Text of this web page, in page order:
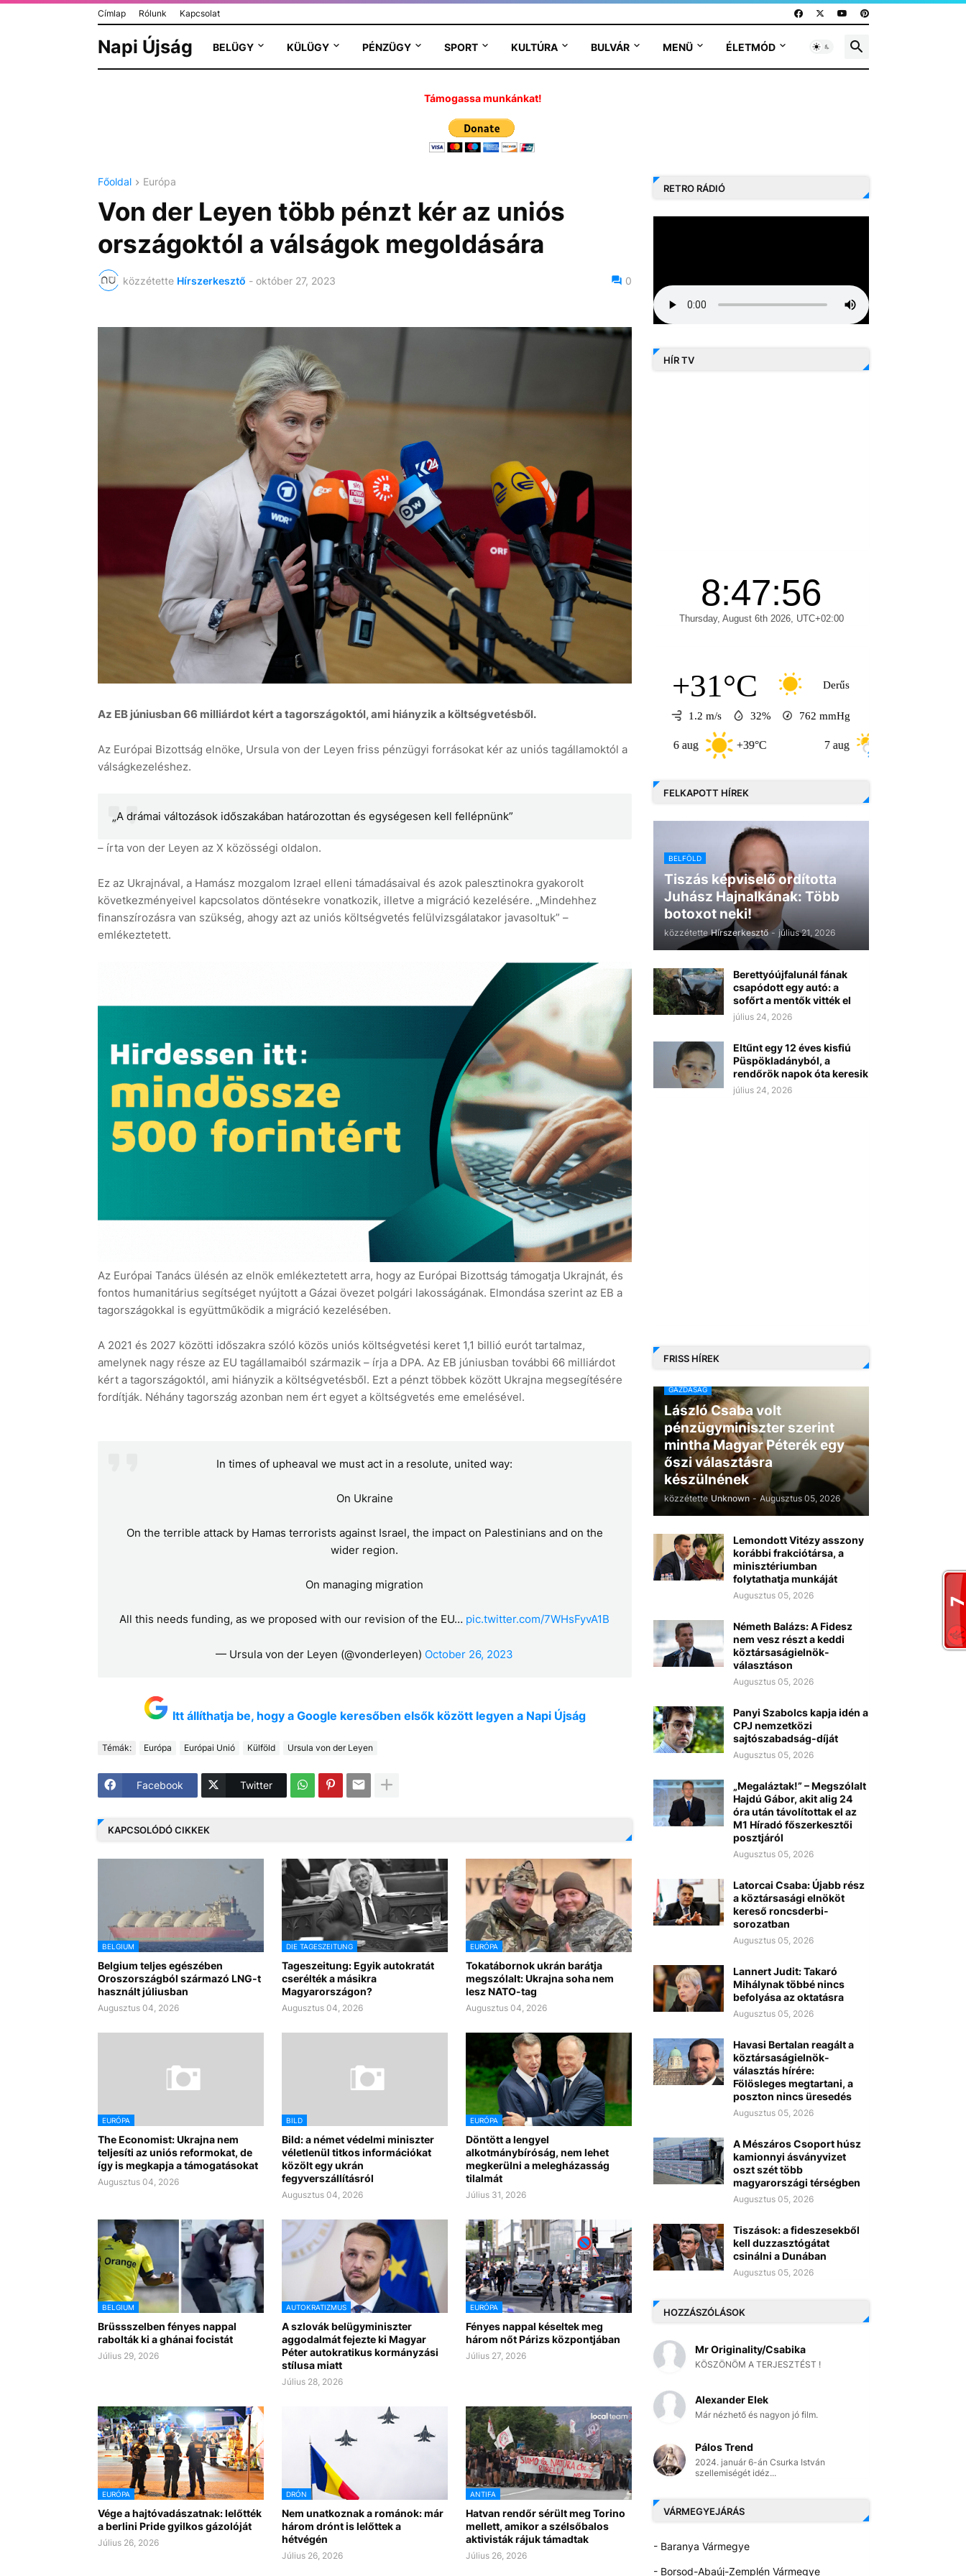
Címlap Rólunk Kapcsolat
Napi Újság BELÜGY KÜLÜGY PÉNZÜGY SPORT KULTÚRA BULVÁR MENÜ ÉLETMÓD
Támogassa munkánkat!
Főoldal Európa
Von der Leyen több pénzt kér az uniós
országoktól a válságok megoldására
közzétette Hírszerkesztő - október 27, 2023 0
Az EB júniusban 66 milliárdot kért a tagországoktól, ami hiányzik a költségvetésből.
Az Európai Bizottság elnöke, Ursula von der Leyen friss pénzügyi forrásokat kér az uniós tagállamoktól a
válságkezeléshez.
„A drámai változások időszakában határozottan és egységesen kell fellépnünk”
– írta von der Leyen az X közösségi oldalon.
Ez az Ukrajnával, a Hamász mozgalom Izrael elleni támadásaival és azok palesztinokra gyakorolt ​​
következményeivel kapcsolatos döntésekre vonatkozik, illetve a migráció kezelésére. „Mindehhez
finanszírozásra van szükség, ahogy azt az uniós költségvetés felülvizsgálatakor javasoltuk” –
emlékeztetett.
Az Európai Tanács ülésén az elnök emlékeztetett arra, hogy az Európai Bizottság támogatja Ukrajnát, és
fontos humanitárius segítséget nyújtott a Gázai övezet polgári lakosságának. Elmondása szerint az EB a
tagországokkal is együttműködik a migráció kezelésében.
A 2021 és 2027 közötti időszakra szóló közös uniós költségvetési keret 1,1 billió eurót tartalmaz,
amelynek nagy része az EU tagállamaiból származik – írja a DPA. Az EB júniusban további 66 milliárdot
kért a tagországoktól, ami hiányzik a költségvetésből. Ezt a pénzt többek között Ukrajna megsegítésére
fordítják. Néhány tagország azonban nem ért egyet a költségvetés eme emelésével.
In times of upheaval we must act in a resolute, united way:
On Ukraine
On the terrible attack by Hamas terrorists against Israel, the impact on Palestinians and on the
wider region.
On managing migration
All this needs funding, as we proposed with our revision of the EU… pic.twitter.com/7WHsFyvA1B
— Ursula von der Leyen (@vonderleyen) October 26, 2023
Itt állíthatja be, hogy a Google keresőben elsők között legyen a Napi Újság
Témák: Európa Európai Unió Külföld Ursula von der Leyen
Facebook Twitter
KAPCSOLÓDÓ CIKKEK
BELGIUM
Belgium teljes egészében
Oroszországból származó LNG-t
használt júliusban
Augusztus 04, 2026
DIE TAGESZEITUNG
Tageszeitung: Egyik autokratát
cserélték a másikra
Magyarországon?
Augusztus 04, 2026
EURÓPA
Tokatábornok ukrán barátja
megszólalt: Ukrajna soha nem
lesz NATO-tag
Augusztus 04, 2026
EURÓPA
The Economist: Ukrajna nem
teljesíti az uniós reformokat, de
így is megkapja a támogatásokat
Augusztus 04, 2026
BILD
Bild: a német védelmi miniszter
véletlenül titkos információkat
közölt egy ukrán
fegyverszállításról
Augusztus 04, 2026
EURÓPA
Döntött a lengyel
alkotmánybíróság, nem lehet
megkerülni a melegházasság
tilalmát
Július 31, 2026
BELGIUM
Brüssszelben fényes nappal
rabolták ki a ghánai focistát
Július 29, 2026
AUTOKRATIZMUS
A szlovák belügyminiszter
aggodalmát fejezte ki Magyar
Péter autokratikus kormányzási
stílusa miatt
Július 28, 2026
EURÓPA
Fényes nappal késeltek meg
három nőt Párizs központjában
Július 27, 2026
EURÓPA
Vége a hajtóvadászatnak: lelőtték
a berlini Pride gyilkos gázolóját
Július 26, 2026
DRÓN
Nem unatkoznak a románok: már
három drónt is lelőttek a
hétvégén
Július 26, 2026
ANTIFA
Hatvan rendőr sérült meg Torino
mellett, amikor a szélsőbalos
aktivisták rájuk támadtak
Július 26, 2026
RETRO RÁDIÓ
HÍR TV
+31°C Derűs
1.2 m/s 32% 762 mmHg
6 aug +39°C 7 aug +32°C
FELKAPOTT HÍREK
BELFÖLD
Tiszás képviselő ordította
Juhász Hajnalkának: Több
botoxot neki!
közzétette Hírszerkesztő - július 21, 2026
Berettyóújfalunál fának
csapódott egy autó: a
sofőrt a mentők vitték el
július 24, 2026
Eltűnt egy 12 éves kisfiú
Püspökladányból, a
rendőrök napok óta keresik
július 24, 2026
FRISS HÍREK
GAZDASÁG
László Csaba volt
pénzügyminiszter szerint
mintha Magyar Péterék egy
őszi választásra
készülnének
közzétette Unknown - Augusztus 05, 2026
Lemondott Vitézy asszony
korábbi frakciótársa, a
minisztériumban
folytathatja munkáját
Augusztus 05, 2026
Németh Balázs: A Fidesz
nem vesz részt a keddi
köztársaságielnök-
választáson
Augusztus 05, 2026
Panyi Szabolcs kapja idén a
CPJ nemzetközi
sajtószabadság-díját
Augusztus 05, 2026
„Megaláztak!” – Megszólalt
Hajdú Gábor, akit alig 24
óra után távolítottak el az
M1 Híradó főszerkesztői
posztjáról
Augusztus 05, 2026
Latorcai Csaba: Újabb rész
a köztársasági elnököt
kereső roncsderbi-
sorozatban
Augusztus 05, 2026
Lannert Judit: Takaró
Mihálynak többé nincs
befolyása az oktatásra
Augusztus 05, 2026
Havasi Bertalan reagált a
köztársaságielnök-
választás hírére:
Fölösleges megtartani, a
poszton nincs üresedés
Augusztus 05, 2026
A Mészáros Csoport húsz
kamionnyi ásványvizet
oszt szét több
magyarországi térségben
Augusztus 05, 2026
Tiszások: a fideszesekből
kell duzzasztógátat
csinálni a Dunában
Augusztus 05, 2026
HOZZÁSZÓLÁSOK
Mr Originality/Csabika
KÖSZÖNÖM A TERJESZTÉST !
Alexander Elek
Már nézhető és nagyon jó film.
Pálos Trend
2024. január 6-án Csurka István
szellemiségét idéz...
VÁRMEGYEJÁRÁS
- Baranya Vármegye
- Borsod-Abaúj-Zemplén Vármegye